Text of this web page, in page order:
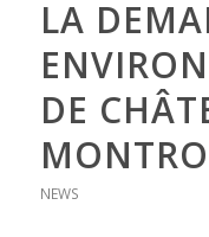
LA
DE
NEWS